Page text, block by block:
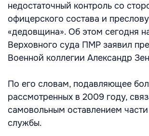
недостаточный контроль со
офицерского состава и
«дедовщина». Об этом сегодня
Верховного суда ПМР заявил
Военной коллегии Александр
По его словам, подавляющее
рассмотренных в 2009 году,
самовольным оставлением
службы.